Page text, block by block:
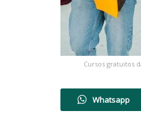
Cursos gratuitos
Whatsapp